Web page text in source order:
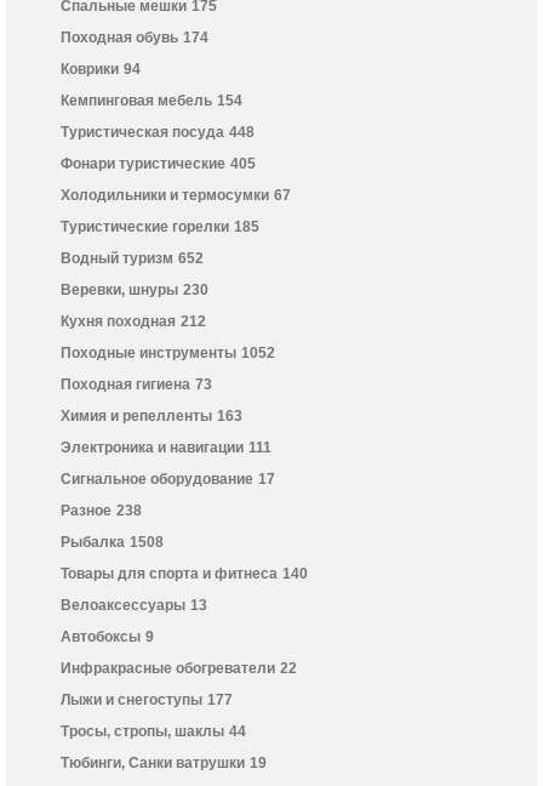
Спальные мешки 175
Походная обувь 174
Коврики 94
Кемпинговая мебель 154
Туристическая посуда 448
Фонари туристические 405
Холодильники и термосумки 67
Туристические горелки 185
Водный туризм 652
Веревки, шнуры 230
Кухня походная 212
Походные инструменты 1052
Походная гигиена 73
Химия и репелленты 163
Электроника и навигации 111
Сигнальное оборудование 17
Разное 238
Рыбалка 1508
Товары для спорта и фитнеса 140
Велоаксессуары 13
Автобоксы 9
Инфракрасные обогреватели 22
Лыжи и снегоступы 177
Тросы, стропы, шаклы 44
Тюбинги, Санки ватрушки 19